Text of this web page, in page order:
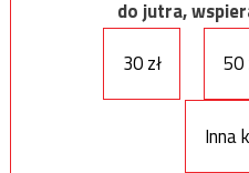
do jutra,
30 zł
50
Inna